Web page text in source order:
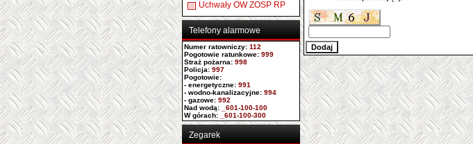
Uchwały OW ZOSP RP
Telefony alarmowe
Numer ratowniczy: 112
Pogotowie ratunkowe: 999
Straż pożarna: 998
Policja: 997
Pogotowie:
- energetyczne: 991
- wodno-kanalizacyjne: 994
- gazowe: 992
Nad wodą: _601-100-100
W górach: _601-100-300
Zegarek